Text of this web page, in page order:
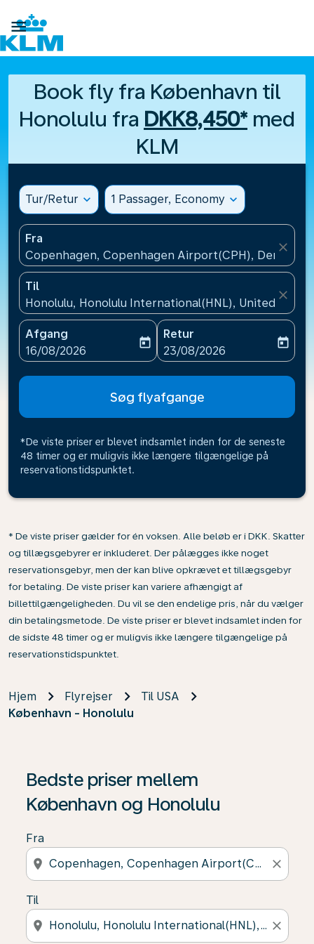

Book fly fra København til
Honolulu fra DKK8,450*med
KLM
Tur/Retur expand_more 1 Passager, Economy expand_more
Fra
Copenhagen, Copenhagen Airport(CPH), Denmark
close
Til
Honolulu, Honolulu International(HNL), United States
close
Afgang
fc-booking-departure-date-aria-label
16/08/2026
today
Retur
fc-booking-return-date-
23/08/2026
today
Søg flyafgange
*De viste priser er blevet indsamlet inden for de seneste
48 timer og er muligvis ikke længere tilgængelige på
reservationstidspunktet.
* De viste priser gælder for én voksen. Alle beløb er i DKK. Skatter
og tillægsgebyrer er inkluderet. Der pålægges ikke noget
reservationsgebyr, men der kan blive opkrævet et tillægsgebyr
for betaling. De viste priser kan variere afhængigt af
billettilgængeligheden. Du vil se den endelige pris, når du vælger
din betalingsmetode. De viste priser er blevet indsamlet inden for
de sidste 48 timer og er muligvis ikke længere tilgængelige på
reservationstidspunktet.
Hjem Flyrejser
Til USA
København - Honolulu
Bedste priser mellem
København og Honolulu
Fra
location_on close
Til
location_on close